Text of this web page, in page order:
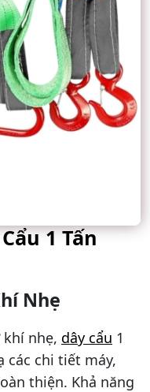
1 Tấn
Nhẹ
nhẹ, dây cẩu 1
các chi tiết máy,
thiện. Khả năng